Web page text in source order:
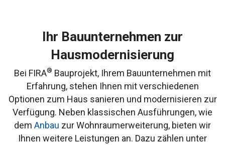
Ihr Bauunternehmen zur
Hausmodernisierung
Bei FIRA® Bauprojekt, Ihrem Bauunternehmen mit
Erfahrung, stehen Ihnen mit verschiedenen
Optionen zum Haus sanieren und modernisieren zur
Verfügung. Neben klassischen Ausführungen, wie
dem Anbau zur Wohnraumerweiterung, bieten wir
Ihnen weitere Leistungen an. Dazu zählen unter